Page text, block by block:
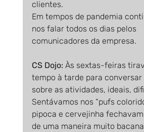
clientes.
Em tempos de pandemia
nos falar todos os dias pelos
comunicadores da empresa.
CS Dojo: Às sextas-feiras
tempo à tarde para
sobre as atividades, ideais,
Sentávamos nos “pufs
pipoca e cervejinha
de uma maneira muito